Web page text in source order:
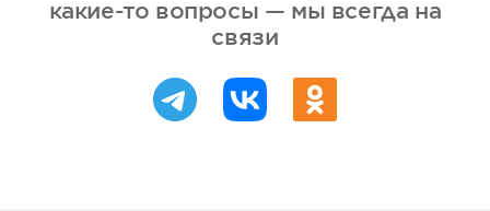
какие-то вопросы — мы всегда на
связи